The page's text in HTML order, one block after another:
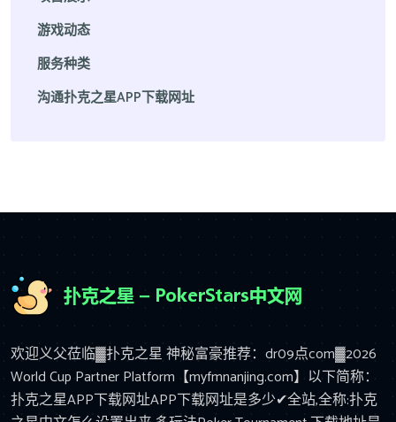
游戏动态
服务种类
沟通扑克之星APP下载网址
欢迎义父莅临▓扑克之星 神秘富豪推荐：dr09点com▓2026
World Cup Partner Platform【myfmnanjing.com】以下简称：
扑克之星APP下载网址APP下载网址是多少✔全站,全称:扑克